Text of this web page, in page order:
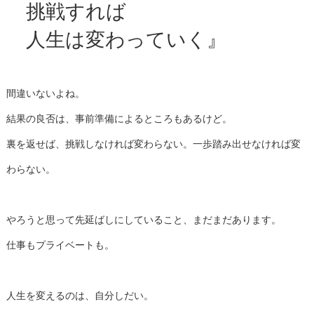
挑戦すれば
人生は変わっていく』
間違いないよね。
結果の良否は、事前準備によるところもあるけど。
裏を返せば、挑戦しなければ変わらない。一歩踏み出せなければ変
わらない。
やろうと思って先延ばしにしていること、まだまだあります。
仕事もプライベートも。
人生を変えるのは、自分しだい。